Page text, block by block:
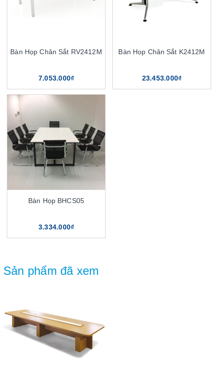
Bàn Họp Chân Sắt RV2412M
7.053.000₫
Bàn Họp Chân Sắt K2412M
23.453.000₫
Bàn Họp BHCS05
3.334.000₫
Sản phẩm đã xem